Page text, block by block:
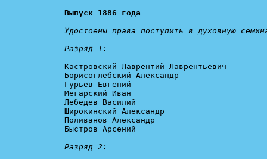
Выпуск 1886 года
Удостоены права поступить в духовную
Разряд 1:
Кастровский Лаврентий Лаврентьевич
Борисоглебский Александр
Гурьев Евгений
Мегарский Иван
Лебедев Василий
Широкинский Александр
Поливанов Александр
Быстров Арсений
Разряд 2: